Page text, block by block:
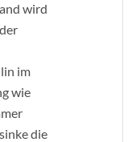
wird
im
wie
die